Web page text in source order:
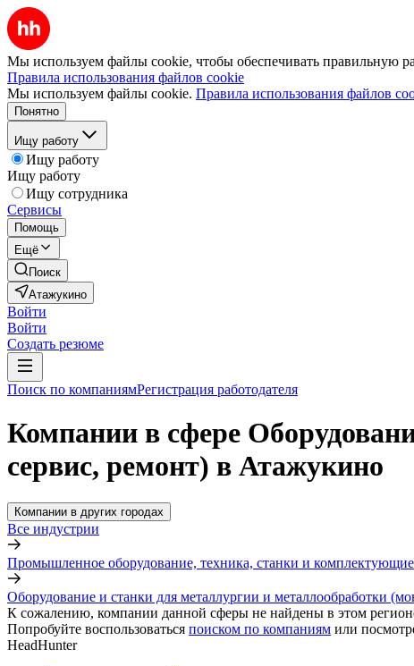
Мы используем файлы cookie, чтобы обеспечивать правильную
Правила использования файлов cookie
Мы используем файлы cookie. Правила использования файлов
Понятно
Ищу работу
Ищу работу
Ищу работу
Ищу сотрудника
Сервисы
Помощь
Ещё
Поиск
Атажукино
Войти
Войти
Создать резюме
Поиск по компаниямРегистрация работодателя
Компании в сфере
сервис, ремонт) в Атажукино
Компании в других городах
Все индустрии
Промышленное оборудование, техника, станки и комплектующие
Оборудование и станки для металлургии и металлообработки
К сожалению, компании данной сферы не найдены в этом
Попробуйте воспользоваться поиском по компаниям или
HeadHunter